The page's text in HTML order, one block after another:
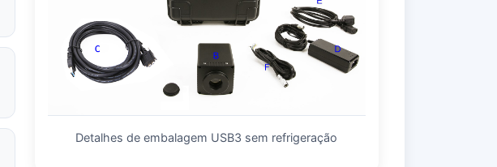
Detalhes de embalagem USB3 sem refrigeração